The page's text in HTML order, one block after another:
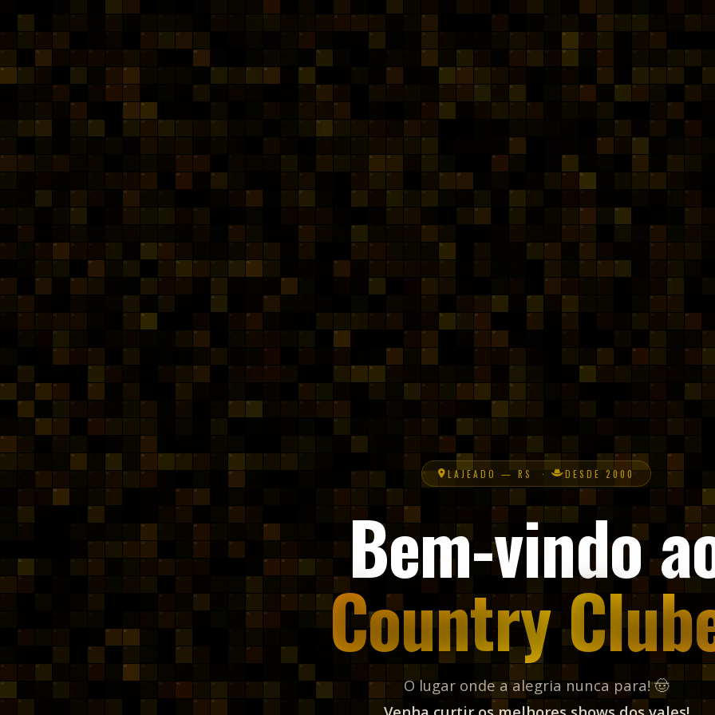
Bem-vindo
Country
O lugar onde a alegria nunca para! 🤠
Venha curtir os melhores shows dos vales!
VER AGENDA PRÓXIMOS EVENTOS